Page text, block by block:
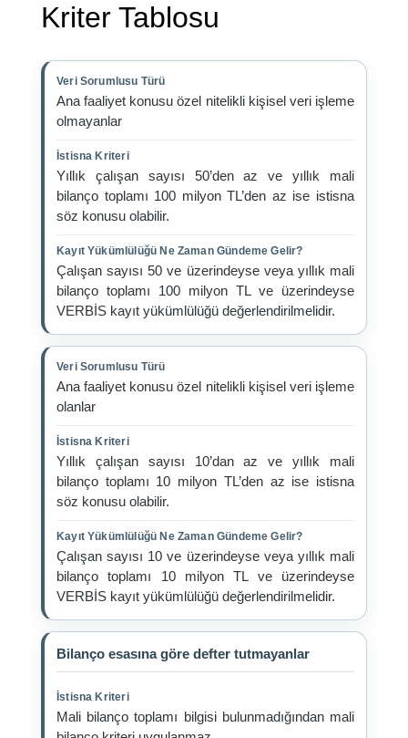
Kriter Tablosu
Veri Sorumlusu Türü
Ana faaliyet konusu özel nitelikli kişisel veri işleme
olmayanlar
İstisna Kriteri
Yıllık çalışan sayısı 50’den az ve yıllık mali
bilanço toplamı 100 milyon TL’den az ise istisna
söz konusu olabilir.
Kayıt Yükümlülüğü Ne Zaman Gündeme Gelir?
Çalışan sayısı 50 ve üzerindeyse veya yıllık mali
bilanço toplamı 100 milyon TL ve üzerindeyse
VERBİS kayıt yükümlülüğü değerlendirilmelidir.
Veri Sorumlusu Türü
Ana faaliyet konusu özel nitelikli kişisel veri işleme
olanlar
İstisna Kriteri
Yıllık çalışan sayısı 10’dan az ve yıllık mali
bilanço toplamı 10 milyon TL’den az ise istisna
söz konusu olabilir.
Kayıt Yükümlülüğü Ne Zaman Gündeme Gelir?
Çalışan sayısı 10 ve üzerindeyse veya yıllık mali
bilanço toplamı 10 milyon TL ve üzerindeyse
VERBİS kayıt yükümlülüğü değerlendirilmelidir.
Bilanço esasına göre defter tutmayanlar
İstisna Kriteri
Mali bilanço toplamı bilgisi bulunmadığından mali